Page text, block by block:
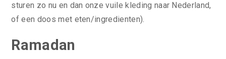
sturen zo nu en dan onze vuile kleding naar Nederland,
of een doos met eten/ingredienten).
Ramadan